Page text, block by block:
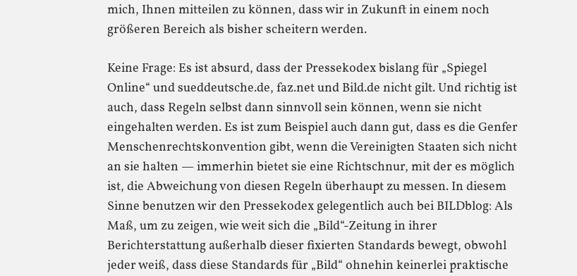
mich, Ihnen mitteilen zu können, dass wir in Zukunft in einem noch
größeren Bereich als bisher scheitern werden.
Keine Frage: Es ist absurd, dass der Pressekodex bislang für „Spiegel
Online“ und sueddeutsche.de, faz.net und Bild.de nicht gilt. Und richtig ist
auch, dass Regeln selbst dann sinnvoll sein können, wenn sie nicht
eingehalten werden. Es ist zum Beispiel auch dann gut, dass es die Genfer
Menschenrechtskonvention gibt, wenn die Vereinigten Staaten sich nicht
an sie halten — immerhin bietet sie eine Richtschnur, mit der es möglich
ist, die Abweichung von diesen Regeln überhaupt zu messen. In diesem
Sinne benutzen wir den Pressekodex gelegentlich auch bei BILDblog: Als
Maß, um zu zeigen, wie weit sich die „Bild“-Zeitung in ihrer
Berichterstattung außerhalb dieser fixierten Standards bewegt, obwohl
jeder weiß, dass diese Standards für „Bild“ ohnehin keinerlei praktische